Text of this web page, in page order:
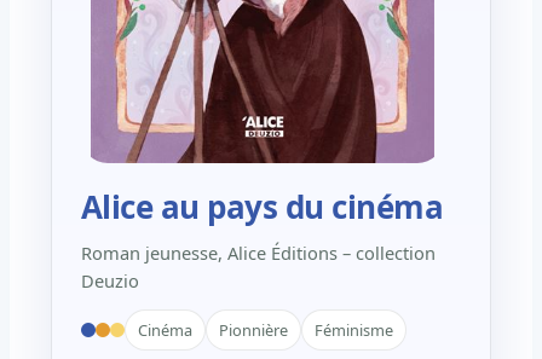
Alice au pays du cinéma
Roman jeunesse, Alice Éditions – collection
Deuzio
Cinéma Pionnière Féminisme